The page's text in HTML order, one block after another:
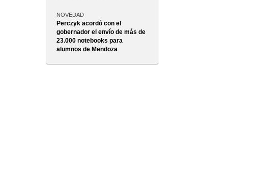
NOVEDAD
Perczyk acordó con el
gobernador el envío de más de
23.000 notebooks para
alumnos de Mendoza